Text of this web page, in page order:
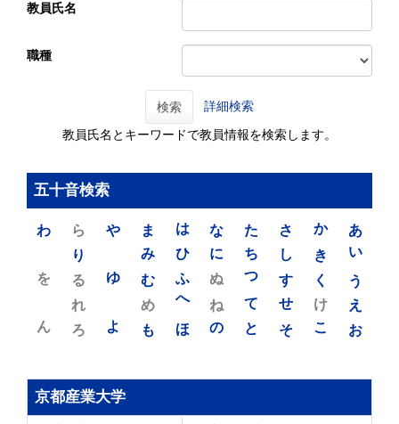
教員氏名
職種
検索 詳細検索
教員氏名とキーワードで教員情報を検索します。
五十音検索
あ
い
う
え
お
か
き
く
け
こ
さ
し
す
せ
そ
た
ち
つ
て
と
な
に
ぬ
ね
の
は
ひ
ふ
へ
ほ
ま
み
む
め
も
や
ゆ
よ
ら
り
る
れ
ろ
わ
を
ん
京都産業大学